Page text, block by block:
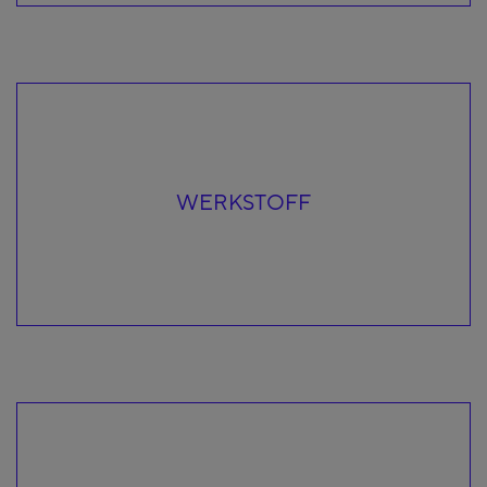
WERKSTOFF